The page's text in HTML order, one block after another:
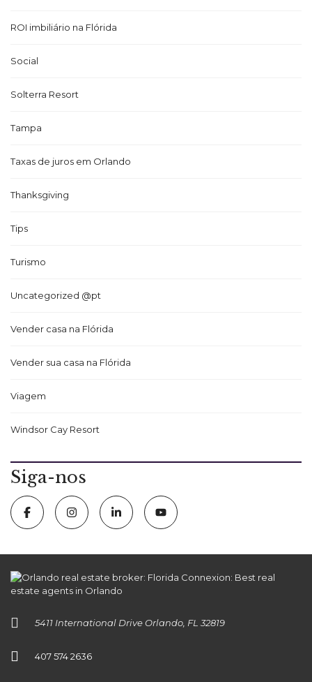
ROI imbiliário na Flórida
Social
Solterra Resort
Tampa
Taxas de juros em Orlando
Thanksgiving
Tips
Turismo
Uncategorized @pt
Vender casa na Flórida
Vender sua casa na Flórida
Viagem
Windsor Cay Resort
Siga-nos
5411 International Drive Orlando, FL 32819
407 574 2636